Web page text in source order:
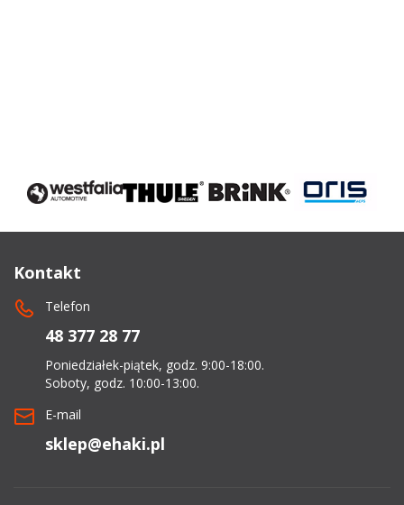
Kontakt
Telefon
48 377 28 77
Poniedziałek-piątek, godz. 9:00-18:00.
Soboty, godz. 10:00-13:00.
E-mail
sklep@ehaki.pl